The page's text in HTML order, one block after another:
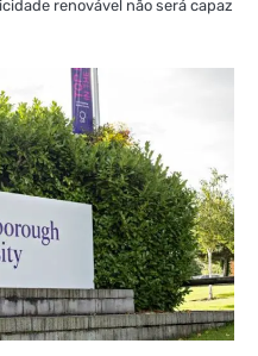
renovável não será capaz